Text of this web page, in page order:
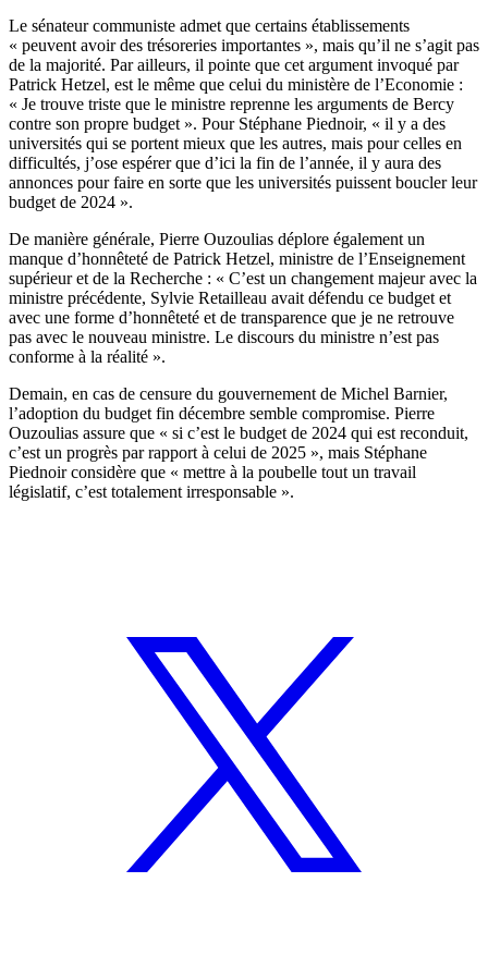
Le sénateur communiste admet que certains établissements
« peuvent avoir des trésoreries importantes », mais qu’il ne s’agit pas
de la majorité. Par ailleurs, il pointe que cet argument invoqué par
Patrick Hetzel, est le même que celui du ministère de l’Economie :
« Je trouve triste que le ministre reprenne les arguments de Bercy
contre son propre budget ». Pour Stéphane Piednoir, « il y a des
universités qui se portent mieux que les autres, mais pour celles en
difficultés, j’ose espérer que d’ici la fin de l’année, il y aura des
annonces pour faire en sorte que les universités puissent boucler leur
budget de 2024 ».
De manière générale, Pierre Ouzoulias déplore également un
manque d’honnêteté de Patrick Hetzel, ministre de l’Enseignement
supérieur et de la Recherche : « C’est un changement majeur avec la
ministre précédente, Sylvie Retailleau avait défendu ce budget et
avec une forme d’honnêteté et de transparence que je ne retrouve
pas avec le nouveau ministre. Le discours du ministre n’est pas
conforme à la réalité ».
Demain, en cas de censure du gouvernement de Michel Barnier,
l’adoption du budget fin décembre semble compromise. Pierre
Ouzoulias assure que « si c’est le budget de 2024 qui est reconduit,
c’est un progrès par rapport à celui de 2025 », mais Stéphane
Piednoir considère que « mettre à la poubelle tout un travail
législatif, c’est totalement irresponsable ».